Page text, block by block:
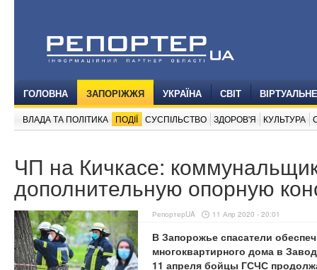
ГОЛОВНА ЗАПОРІЖЖЯ УКРАЇНА СВІТ
ВЛАДА ТА ПОЛІТИКА ПОДІЇ СУСПІЛЬСТВО ЗДОРОВ'Я КУЛЬТУРА
ЧП на Кичкасе:
дополнительную опорную
РепортерUA 11 Апр 2020 - 20:01
В Запорожье спасатели
многоквартирного дома в
11 апреля бойцы ГСЧС